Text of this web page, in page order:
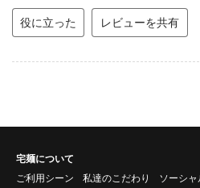
役に立った レビューを共有
宅麺について
ご利用シーン
私達のこだわり ソーシャ